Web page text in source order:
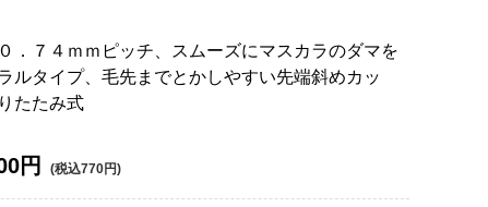
．７４ｍｍピッチ、スムーズにマスカラのダマを
ルタイプ、毛先までとかしやすい先端斜めカッ
たたみ式
円 (税込770円)